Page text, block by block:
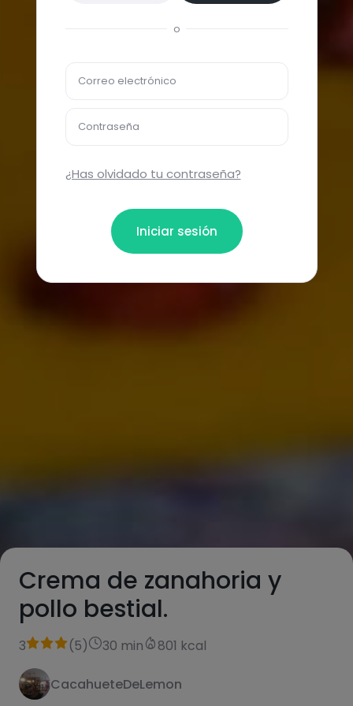
Crema de zanahoria y
pollo bestial.
3 (5) 30 min 801 kcal
CacahueteDeLemon
o
Correo electrónico
Contraseña
¿Has olvidado tu contraseña?
Iniciar sesión